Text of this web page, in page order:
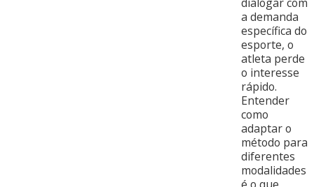
a demanda
específica do
esporte, o
atleta perde
o interesse
rápido.
Entender
como
adaptar o
método para
diferentes
modalidades